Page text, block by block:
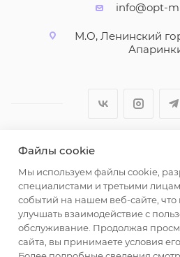
info@opt-
М.О, Ленинский
2026 © ООО "Вайт
Любая информация на
характер и не является
определяемой положениями
Гражданского кодекса
Использование любых
Файлы cookie
Мы используем файлы cookie,
специалистами и третьими
событий на нашем веб-сайте, что
улучшать взаимодействие с
обслуживание. Продолжая
сайта, вы принимаете условия